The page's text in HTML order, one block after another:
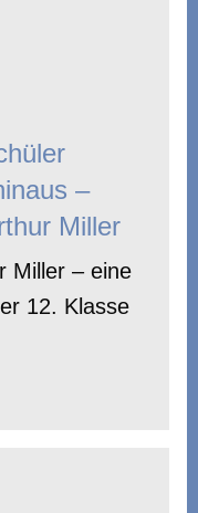
–
Miller
Miller – eine
12. Klasse